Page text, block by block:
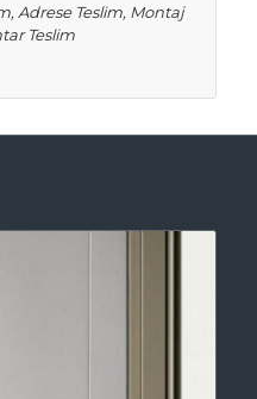
Adrese Teslim, Montaj
Teslim